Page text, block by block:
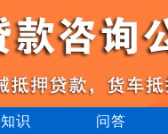
知识 问答